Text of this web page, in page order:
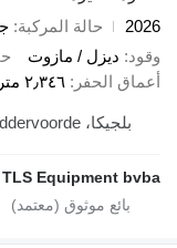
2026
حالة المركبة
وقود ديزل / مازوت
أعماق الحفر
٢٫٣٤٦ متر
بلجيكا، Ruddervoorde
TLS Equipment bvba